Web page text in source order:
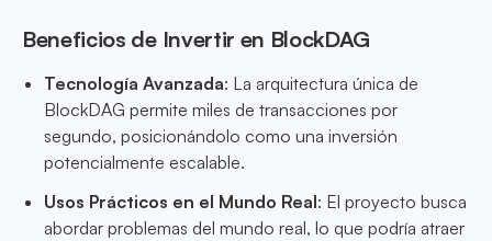
Beneficios de Invertir en BlockDAG
Tecnología Avanzada: La arquitectura única de
BlockDAG permite miles de transacciones por
segundo, posicionándolo como una inversión
potencialmente escalable.
Usos Prácticos en el Mundo Real: El proyecto busca
abordar problemas del mundo real, lo que podría atraer